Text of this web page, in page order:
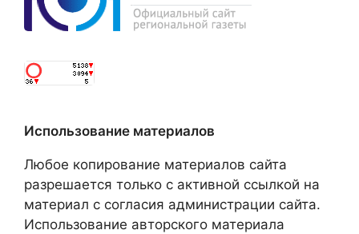
Использование материалов
Любое копирование материалов сайта
разрешается только с активной ссылкой на
материал с согласия администрации сайта.
Использование авторского материала